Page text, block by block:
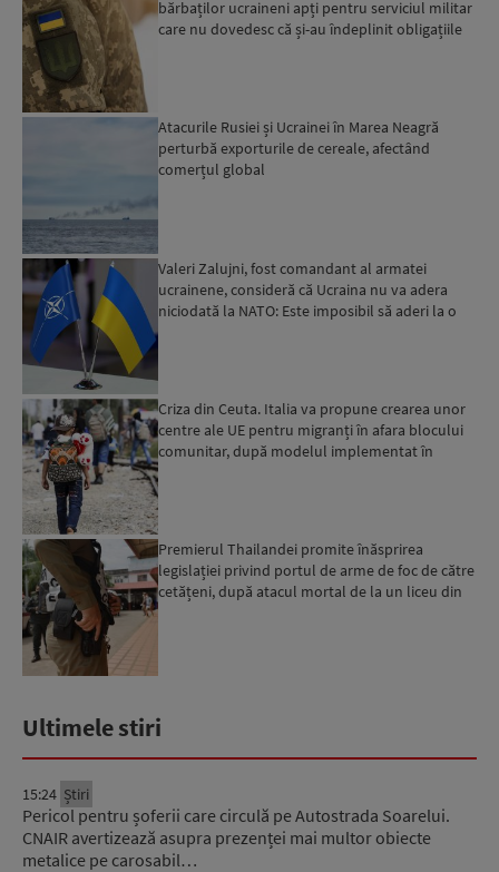
bărbaților ucraineni apți pentru serviciul militar
care nu dovedesc că și-au îndeplinit obligațiile
Atacurile Rusiei și Ucrainei în Marea Neagră
perturbă exporturile de cereale, afectând
comerțul global
Valeri Zalujni, fost comandant al armatei
ucrainene, consideră că Ucraina nu va adera
niciodată la NATO: Este imposibil să aderi la o
Criza din Ceuta. Italia va propune crearea unor
centre ale UE pentru migranți în afara blocului
comunitar, după modelul implementat în
Premierul Thailandei promite înăsprirea
legislației privind portul de arme de foc de către
cetățeni, după atacul mortal de la un liceu din
Ultimele stiri
15:24 Știri
Pericol pentru șoferii care circulă pe Autostrada Soarelui.
CNAIR avertizează asupra prezenței mai multor obiecte
metalice pe carosabil…